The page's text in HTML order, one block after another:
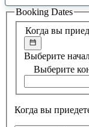
Когда вы
Выберите
Выберите
Когда вы
Booking Dates